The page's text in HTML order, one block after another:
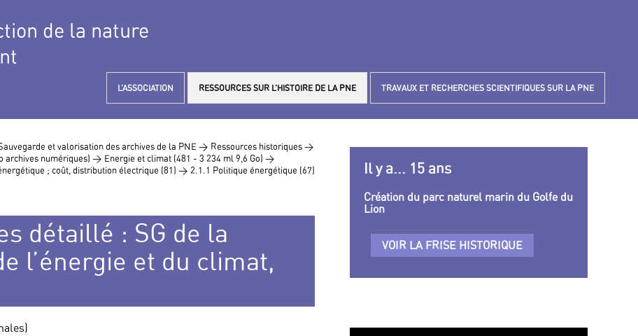
de la nature
L’ASSOCIATION RESSOURCES SUR L’HISTOIRE DE LA PNE TRAVAUX ET RECHERCHES SCIENTIFIQUES SUR LA PNE
et valorisation des archives de la PNE > Ressources historiques >
archives numériques) > Energie et climat (481 - 3 234 ml 9,6 Go) >
; coût, distribution électrique (81) > 2.1.1 Politique énergétique (67)
détaillé : SG de la
l’énergie et du climat,
Il y a... 15 ans
Création du parc naturel marin du Golfe du
Lion
VOIR LA FRISE HISTORIQUE